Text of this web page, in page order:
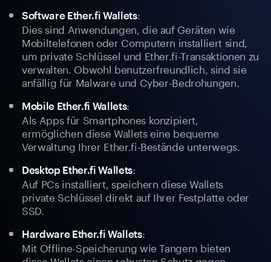
Software Ether.fi Wallets:
Dies sind Anwendungen, die auf Geräten wie
Mobiltelefonen oder Computern installiert sind,
um private Schlüssel und Ether.fi-Transaktionen zu
verwalten. Obwohl benutzerfreundlich, sind sie
anfällig für Malware und Cyber-Bedrohungen.
Mobile Ether.fi Wallets:
Als Apps für Smartphones konzipiert,
ermöglichen diese Wallets eine bequeme
Verwaltung Ihrer Ether.fi-Bestände unterwegs.
Desktop Ether.fi Wallets:
Auf PCs installiert, speichern diese Wallets
private Schlüssel direkt auf Ihrer Festplatte oder
SSD.
Hardware Ether.fi Wallets:
Mit Offline-Speicherung wie Tangem bieten